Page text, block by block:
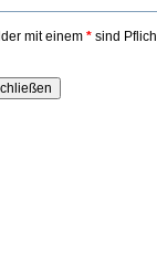
mit einem * sind